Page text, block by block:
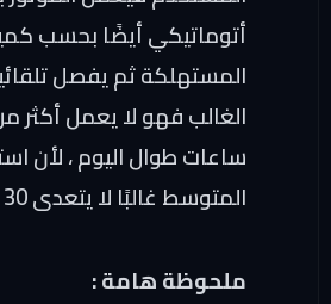
أتوماتيكي أيضًا بحسب
المستهلكة ثم يفصل
الغالب فهو لا يعمل أكثر
ساعات طوال اليوم ، لأن
المتوسط غالبًا لا يتعدى 30 لتر يوميًا.
ملحوظة هامة :